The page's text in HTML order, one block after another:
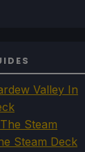
Valley In
Steam
Steam Deck